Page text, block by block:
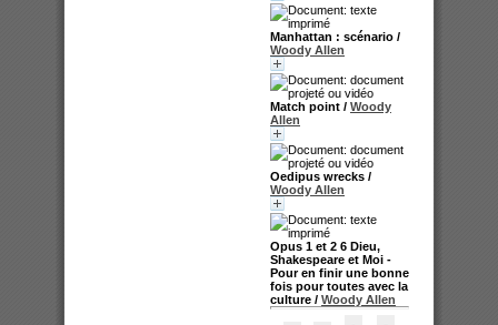
Manhattan : scénario /
Woody Allen
Match point / Woody
Allen
Oedipus wrecks /
Woody Allen
Opus 1 et 2 6 Dieu,
Shakespeare et Moi -
Pour en finir une bonne
fois pour toutes avec la
culture / Woody Allen